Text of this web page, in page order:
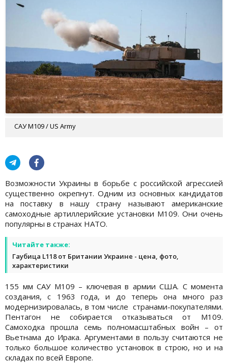
САУ M109 / US Army
Возможности Украины в борьбе с российской агрессией
существенно окрепнут. Одним из основных кандидатов
на поставку в нашу страну называют американские
самоходные артиллерийские установки M109. Они очень
популярны в странах НАТО.
Читайте также:
Гаубица L118 от Британии Украине - цена, фото,
характеристики
155 мм САУ М109 – ключевая в армии США. С момента
создания, с 1963 года, и до теперь она много раз
модернизировалась, в том числе странами-покупателями.
Пентагон не собирается отказываться от М109.
Самоходка прошла семь полномасштабных войн – от
Вьетнама до Ирака. Аргументами в пользу считаются не
только большое количество установок в строю, но и на
складах по всей Европе.